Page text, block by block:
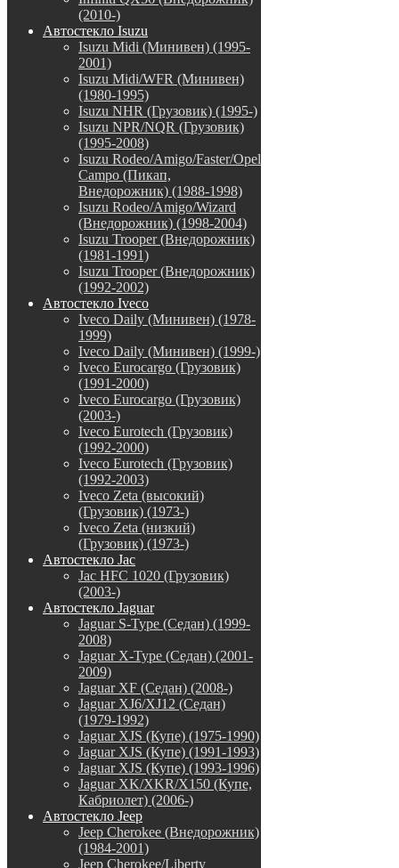
(2010-)
Автостекло Isuzu
Isuzu Midi (Минивен) (1995-
2001)
Isuzu Midi/WFR (Минивен)
(1980-1995)
Isuzu NHR (Грузовик) (1995-)
Isuzu NPR/NQR (Грузовик)
(1995-2008)
Isuzu Rodeo/Amigo/Faster/Opel
Campo (Пикап,
Внедорожник) (1988-1998)
Isuzu Rodeo/Amigo/Wizard
(Внедорожник) (1998-2004)
Isuzu Trooper (Внедорожник)
(1981-1991)
Isuzu Trooper (Внедорожник)
(1992-2002)
Автостекло Iveco
Iveco Daily (Минивен) (1978-
1999)
Iveco Daily (Минивен) (1999-)
Iveco Eurocargo (Грузовик)
(1991-2000)
Iveco Eurocargo (Грузовик)
(2003-)
Iveco Eurotech (Грузовик)
(1992-2000)
Iveco Eurotech (Грузовик)
(1992-2003)
Iveco Zeta (высокий)
(Грузовик) (1973-)
Iveco Zeta (низкий)
(Грузовик) (1973-)
Автостекло Jac
Jac HFC 1020 (Грузовик)
(2003-)
Автостекло Jaguar
Jaguar S-Type (Седан) (1999-
2008)
Jaguar X-Type (Седан) (2001-
2009)
Jaguar XF (Седан) (2008-)
Jaguar XJ6/XJ12 (Седан)
(1979-1992)
Jaguar XJS (Купе) (1975-1990)
Jaguar XJS (Купе) (1991-1993)
Jaguar XJS (Купе) (1993-1996)
Jaguar XK/XKR/X150 (Купе,
Кабриолет) (2006-)
Автостекло Jeep
Jeep Cherokee (Внедорожник)
(1984-2001)
Jeep Cherokee/Liberty